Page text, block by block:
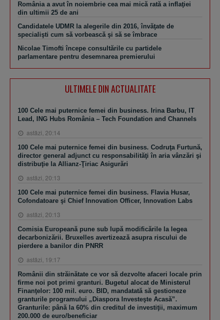
România a avut în noiembrie cea mai mică rată a inflaţiei
din ultimii 25 de ani
Candidatele UDMR la alegerile din 2016, învăţate de
specialişti cum să vorbească şi să se îmbrace
Nicolae Timofti începe consultările cu partidele
parlamentare pentru desemnarea premierului
ULTIMELE DIN ACTUALITATE
100 Cele mai puternice femei din business. Irina Barbu, IT
Lead, ING Hubs România – Tech Foundation and Channels
astăzi, 20:14
100 Cele mai puternice femei din business. Codruţa Furtună,
director general adjunct cu responsabilităţi în aria vânzări şi
distribuţie la Allianz-Ţiriac Asigurări
astăzi, 20:13
100 Cele mai puternice femei din business. Flavia Husar,
Cofondatoare şi Chief Innovation Officer, Innovation Labs
astăzi, 20:13
Comisia Europeană pune sub lupă modificările la legea
decarbonizării. Bruxelles avertizează asupra riscului de
pierdere a banilor din PNRR
astăzi, 19:17
Românii din străinătate ce vor să dezvolte afaceri locale prin
firme noi pot primi granturi. Bugetul alocat de Ministerul
Finanţelor: 100 mil. euro. BID, mandatată să gestioneze
granturile programului „Diaspora Investeşte Acasă”.
Granturile: până la 60% din creditul de investiţii, maximum
200.000 de euro/beneficiar